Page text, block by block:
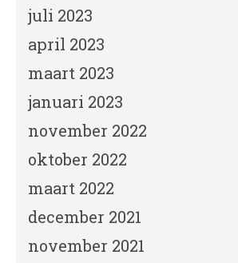
juli 2023
april 2023
maart 2023
januari 2023
november 2022
oktober 2022
maart 2022
december 2021
november 2021